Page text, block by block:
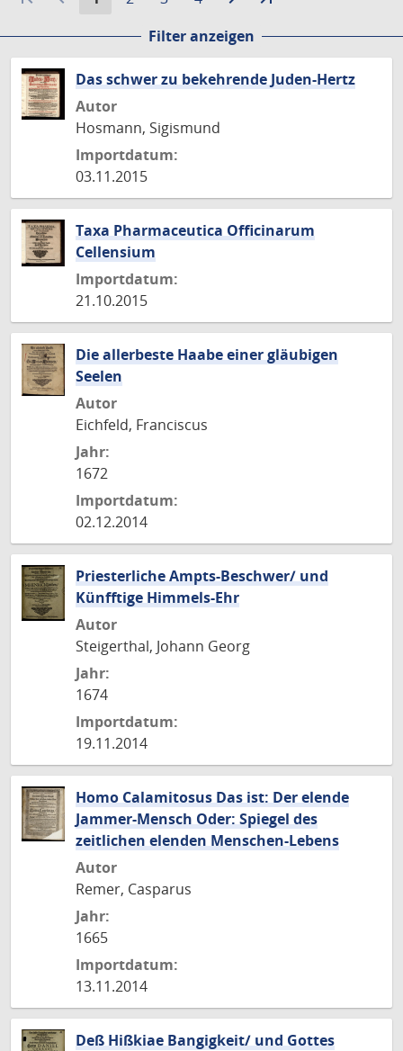
SeiteSeiteSeite
SeiteSeite
Filter anzeigen
Das schwer zu bekehrende Juden-Hertz
Autor
Hosmann, Sigismund
Importdatum:
03.11.2015
Taxa Pharmaceutica Officinarum
Cellensium
Importdatum:
21.10.2015
Die allerbeste Haabe einer gläubigen
Seelen
Autor
Eichfeld, Franciscus
Jahr:
1672
Importdatum:
02.12.2014
Priesterliche Ampts-Beschwer/ und
Künfftige Himmels-Ehr
Autor
Steigerthal, Johann Georg
Jahr:
1674
Importdatum:
19.11.2014
Homo Calamitosus Das ist: Der elende
Jammer-Mensch Oder: Spiegel des
zeitlichen elenden Menschen-Lebens
Autor
Remer, Casparus
Jahr:
1665
Importdatum:
13.11.2014
Deß Hißkiae Bangigkeit/ und Gottes